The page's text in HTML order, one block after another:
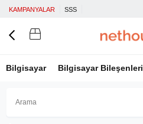
KAMPANYALAR SSS
Bilgisayar Bilgisayar Bileşenleri